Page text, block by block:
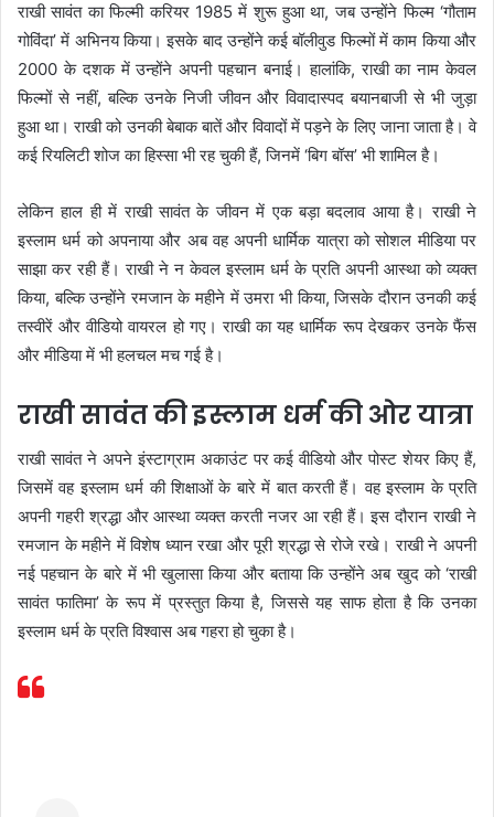
राखी सावंत का फिल्मी करियर 1985 में शुरू हुआ था, जब उन्होंने फिल्म ‘गौताम
गोविंदा’ में अभिनय किया। इसके बाद उन्होंने कई बॉलीवुड फिल्मों में काम किया और
2000 के दशक में उन्होंने अपनी पहचान बनाई। हालांकि, राखी का नाम केवल
फिल्मों से नहीं, बल्कि उनके निजी जीवन और विवादास्पद बयानबाजी से भी जुड़ा
हुआ था। राखी को उनकी बेबाक बातें और विवादों में पड़ने के लिए जाना जाता है। वे
कई रियलिटी शोज का हिस्सा भी रह चुकी हैं, जिनमें ‘बिग बॉस’ भी शामिल है।
लेकिन हाल ही में राखी सावंत के जीवन में एक बड़ा बदलाव आया है। राखी ने
इस्लाम धर्म को अपनाया और अब वह अपनी धार्मिक यात्रा को सोशल मीडिया पर
साझा कर रही हैं। राखी ने न केवल इस्लाम धर्म के प्रति अपनी आस्था को व्यक्त
किया, बल्कि उन्होंने रमजान के महीने में उमरा भी किया, जिसके दौरान उनकी कई
तस्वीरें और वीडियो वायरल हो गए। राखी का यह धार्मिक रूप देखकर उनके फैंस
और मीडिया में भी हलचल मच गई है।
राखी सावंत की इस्लाम धर्म की ओर यात्रा
राखी सावंत ने अपने इंस्टाग्राम अकाउंट पर कई वीडियो और पोस्ट शेयर किए हैं,
जिसमें वह इस्लाम धर्म की शिक्षाओं के बारे में बात करती हैं। वह इस्लाम के प्रति
अपनी गहरी श्रद्धा और आस्था व्यक्त करती नजर आ रही हैं। इस दौरान राखी ने
रमजान के महीने में विशेष ध्यान रखा और पूरी श्रद्धा से रोजे रखे। राखी ने अपनी
नई पहचान के बारे में भी खुलासा किया और बताया कि उन्होंने अब खुद को ‘राखी
सावंत फातिमा’ के रूप में प्रस्तुत किया है, जिससे यह साफ होता है कि उनका
इस्लाम धर्म के प्रति विश्वास अब गहरा हो चुका है।